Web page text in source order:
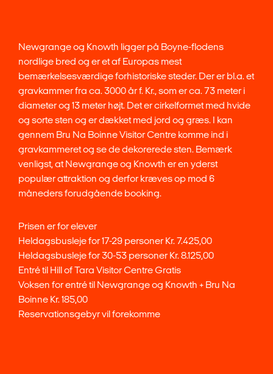
Newgrange og Knowth ligger på Boyne-flodens
nordlige bred og er et af Europas mest
bemærkelsesværdige forhistoriske steder. Der er bl.a. et
gravkammer fra ca. 3000 år f. Kr., som er ca. 73 meter i
diameter og 13 meter højt. Det er cirkelformet med hvide
og sorte sten og er dækket med jord og græs. I kan
gennem Bru Na Boinne Visitor Centre komme ind i
gravkammeret og se de dekorerede sten. Bemærk
venligst, at Newgrange og Knowth er en yderst
populær attraktion og derfor kræves op mod 6
måneders forudgående booking.
Prisen er for elever
Heldagsbusleje for 17-29 personer Kr. 7.425,00
Heldagsbusleje for 30-53 personer Kr. 8.125,00
Entré til Hill of Tara Visitor Centre Gratis
Voksen for entré til Newgrange og Knowth + Bru Na
Boinne Kr. 185,00
Reservationsgebyr vil forekomme